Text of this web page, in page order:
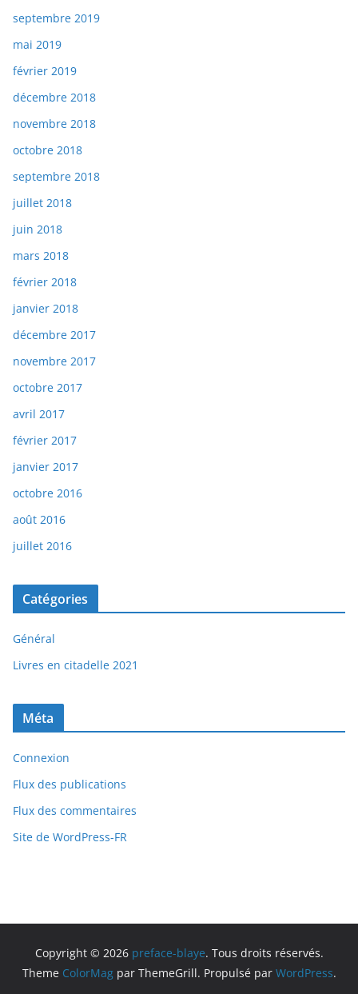
septembre 2019
mai 2019
février 2019
décembre 2018
novembre 2018
octobre 2018
septembre 2018
juillet 2018
juin 2018
mars 2018
février 2018
janvier 2018
décembre 2017
novembre 2017
octobre 2017
avril 2017
février 2017
janvier 2017
octobre 2016
août 2016
juillet 2016
Catégories
Général
Livres en citadelle 2021
Méta
Connexion
Flux des publications
Flux des commentaires
Site de WordPress-FR
Copyright © 2026 preface-blaye. Tous droits réservés.
Theme ColorMagpar ThemeGrill. Propulsé par WordPress.